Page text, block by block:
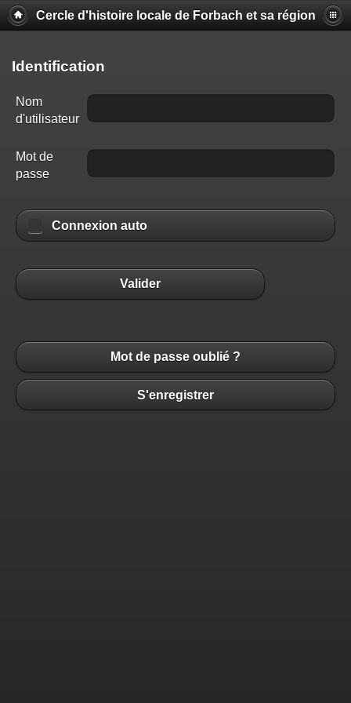
Cercle d'histoire locale de Forbach et sa région
Identification
Nom
d'utilisateur
Mot de
passe
Connexion auto
Valider
Mot de passe oublié ?
S'enregistrer